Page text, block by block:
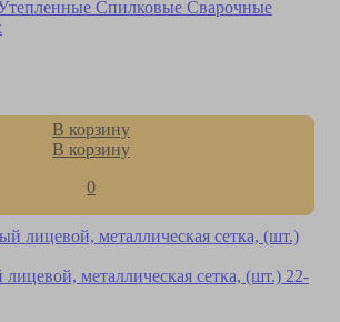
Спилковые Сварочные
В корзину
В корзину
0
металлическая сетка, (шт.) 22-